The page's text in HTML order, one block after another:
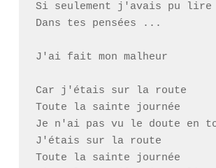
Si seulement j'avais pu lire
Dans tes pensées ...
J'ai fait mon malheur
Car j'étais sur la route
Toute la sainte journée
Je n'ai pas vu le doute en
J'étais sur la route
Toute la sainte journée